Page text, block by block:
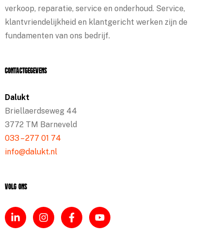
verkoop, reparatie, service en onderhoud. Service,
klantvriendelijkheid en klantgericht werken zijn de
fundamenten van ons bedrijf.
Contactgegevens
Dalukt
Briellaerdseweg 44
3772 TM Barneveld
033 – 277 01 74
info@dalukt.nl
Volg ons